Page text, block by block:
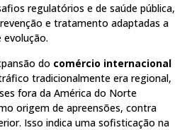
regulatórios e de saúde pública,
e tratamento adaptadas a
do comércio internacional
tradicionalmente era regional,
fora da América do Norte
origem de apreensões, contra
Isso indica uma sofisticação na